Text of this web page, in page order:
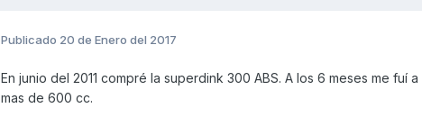
Publicado 20 de Enero del 2017
En junio del 2011 compré la superdink 300 ABS. A los 6 meses me fuí
mas de 600 cc.